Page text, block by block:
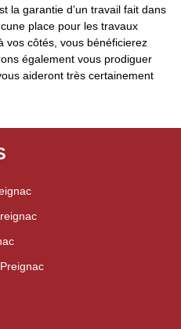
la garantie d’un travail fait dans
place pour les travaux
vos côtés, vous bénéficierez
également vous prodiguer
aideront très certainement